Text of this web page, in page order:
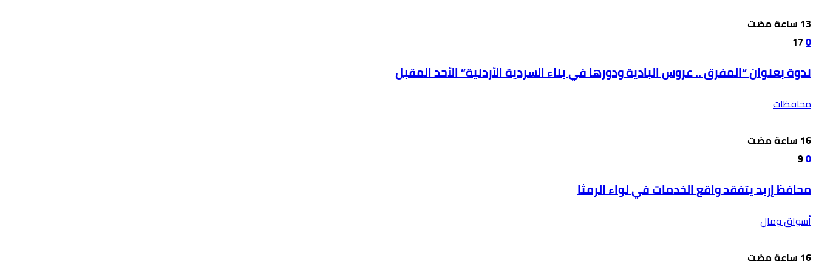
0
17
ندوة بعنوان “المفرق .. عروس البادية ودورها في بناء السردية الأردنية” الأحد المقبل
محافظات
0
9
محافظ إربد يتفقد واقع الخدمات في لواء الرمثا
أسواق ومال